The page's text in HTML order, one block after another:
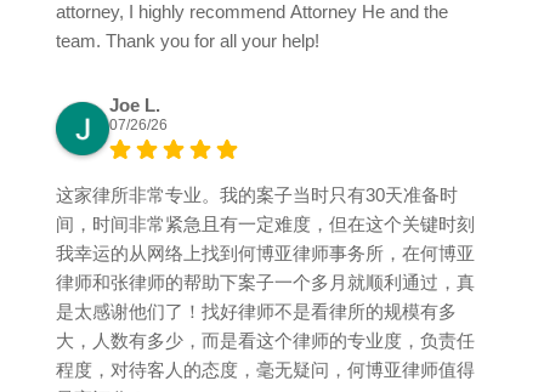
attorney, I highly recommend Attorney He and the
team. Thank you for all your help!
Joe L.
07/26/26
这家律所非常专业。我的案子当时只有30天准备时
间，时间非常紧急且有一定难度，但在这个关键时刻
我幸运的从网络上找到何博亚律师事务所，在何博亚
律师和张律师的帮助下案子一个多月就顺利通过，真
是太感谢他们了！找好律师不是看律所的规模有多
大，人数有多少，而是看这个律师的专业度，负责任
程度，对待客人的态度，毫无疑问，何博亚律师值得